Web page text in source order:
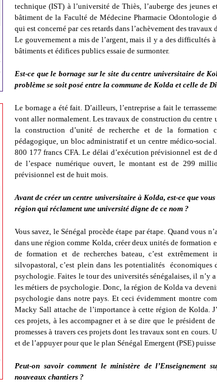
technique (IST) à l’université de Thiès, l’auberge des jeunes
bâtiment de la Faculté de Médecine Pharmacie Odontologie
qui est concerné par ces retards dans l’achèvement des
Le gouvernement a mis de l’argent, mais il y a des difficultés
bâtiments et édifices publics essaie de surmonter.
Est-ce que le bornage sur le site du centre universitaire de
problème se soit posé entre la commune de Kolda et celle de
Le bornage a été fait. D’ailleurs, l’entreprise a fait le
vont aller normalement. Les travaux de construction du centre
la construction d’unité de recherche et de la formation
pédagogique, un bloc administratif et un centre médico-
800 177 francs CFA. Le délai d’exécution prévisionnel est
de l’espace numérique ouvert, le montant est de 299
prévisionnel est de huit mois.
Avant de créer un centre universitaire à Kolda, est-ce que
région qui réclament une université digne de ce nom ?
Vous savez, le Sénégal procède étape par étape. Quand vous
dans une région comme Kolda, créer deux unités de formation
de formation et de recherches bateau, c’est extrêmement
silvopastoral, c’est plein dans les potentialités économiques
psychologie. Faites le tour des universités sénégalaises, il n’y
les métiers de psychologie. Donc, la région de Kolda va
psychologie dans notre pays. Et ceci évidemment montre
Macky Sall attache de l’importance à cette région de Kolda.
ces projets, à les accompagner et à se dire que le président
promesses à travers ces projets dont les travaux sont en cours.
et de l’appuyer pour que le plan Sénégal Emergent (PSE) puisse
Peut-on savoir comment le ministère de l’Enseignement
nouveaux chantiers ?